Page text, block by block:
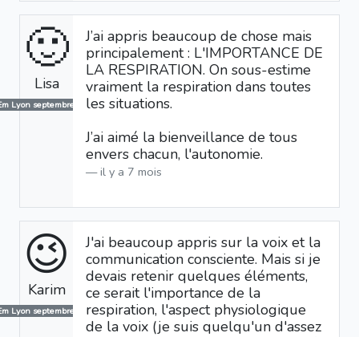
🙂
Lisa
Lyon septembre 2025
J’ai appris beaucoup de chose mais
principalement : L'IMPORTANCE DE
LA RESPIRATION. On sous-estime
vraiment la respiration dans toutes
les situations.
J’ai aimé la bienveillance de tous
envers chacun, l'autonomie.
il y a 7 mois
😉
Karim
Lyon septembre 2025
J'ai beaucoup appris sur la voix et la
communication consciente. Mais si je
devais retenir quelques éléments,
ce serait l'importance de la
respiration, l'aspect physiologique
de la voix (je suis quelqu'un d'assez